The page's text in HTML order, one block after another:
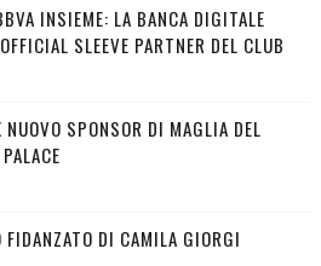
INSIEME: LA BANCA DIGITALE
SLEEVE PARTNER DEL CLUB
NUOVO SPONSOR DI MAGLIA DEL
FIDANZATO DI CAMILA GIORGI